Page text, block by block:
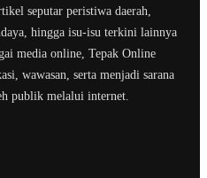
seputar peristiwa daerah,
hingga isu-isu terkini lainnya
media online, Tepak Online
wawasan, serta menjadi sarana
publik melalui internet.